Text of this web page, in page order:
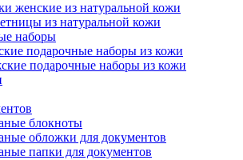
женские из натуральной кожи
из натуральной кожи
наборы
подарочные наборы из кожи
подарочные наборы из кожи
блокноты
обложки для документов
папки для документов